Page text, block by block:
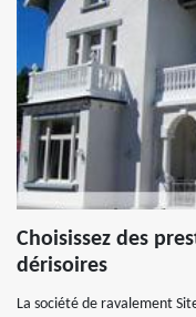
Choisissez des
dérisoires
La société de ravalement